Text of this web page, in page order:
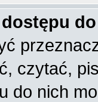
czytać,
do nich